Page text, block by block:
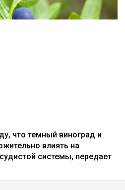
что темный виноград и
влиять на
системы, передает